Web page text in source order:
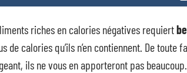
riches en calories négatives requiert
de calories qu’ils n’en contiennent. De
ils ne vous en apporteront pas beaucoup.